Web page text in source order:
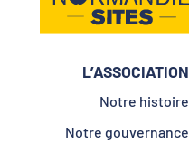
L’ASSOCIATION
Notre histoire
Notre gouvernance